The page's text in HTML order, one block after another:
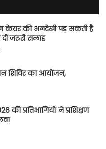
केयर की अनदेखी पड़ सकती है
दी जरूरी सलाह
शिविर का आयोजन,
की प्रतिभागियों ने प्रशिक्षण